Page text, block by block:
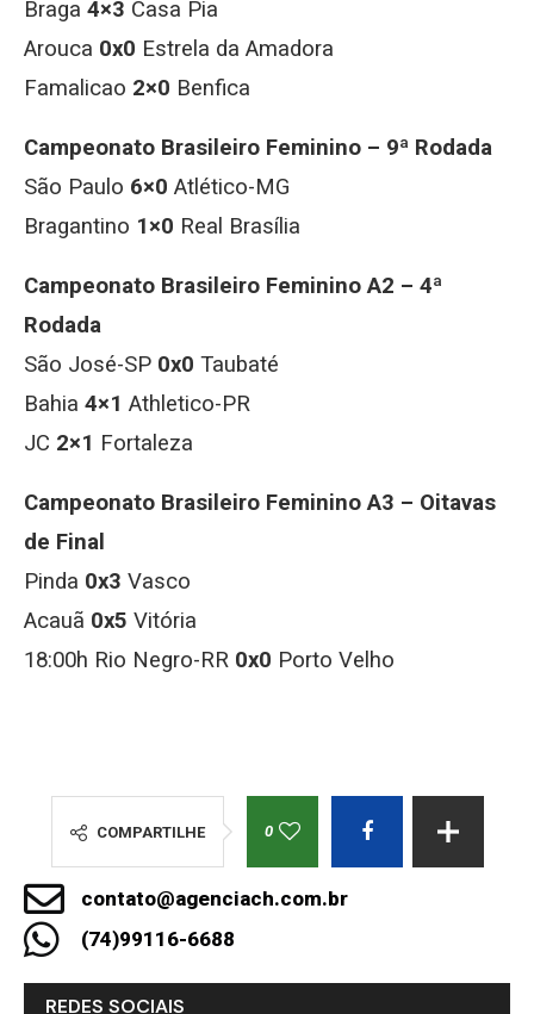
Braga 4×3 Casa Pia
Arouca 0x0 Estrela da Amadora
Famalicao 2×0 Benfica
Campeonato Brasileiro Feminino – 9ª Rodada
São Paulo 6×0 Atlético-MG
Bragantino 1×0 Real Brasília
Campeonato Brasileiro Feminino A2 – 4ª
Rodada
São José-SP 0x0 Taubaté
Bahia 4×1 Athletico-PR
JC 2×1 Fortaleza
Campeonato Brasileiro Feminino A3 – Oitavas
de Final
Pinda 0x3 Vasco
Acauã 0x5 Vitória
18:00h Rio Negro-RR 0x0 Porto Velho
COMPARTILHE 0
contato@agenciach.com.br
(74)99116-6688
REDES SOCIAIS